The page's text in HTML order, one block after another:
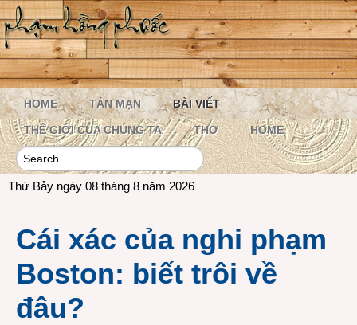
HOME TẢN MẠN BÀI VIẾT
THẾ GIỚI CỦA CHÚNG TA THƠ HOME
Thứ Bảy ngày 08 tháng 8 năm 2026
Cái xác của nghi phạm
Boston: biết trôi về
đâu?